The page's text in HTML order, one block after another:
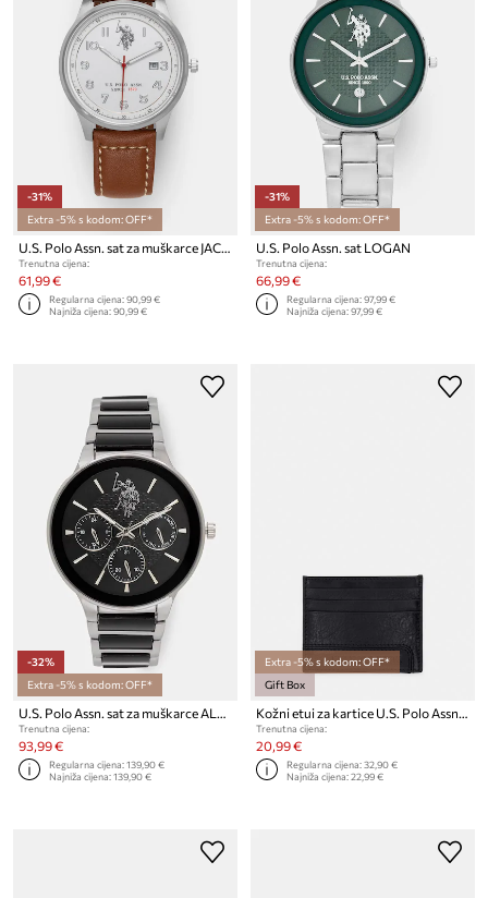
-31%
Extra -5% s kodom: OFF*
Trenutna cijena:
61,99 €
Regularna cijena:90,99 €
Najniža cijena:90,99 €
-31%
Extra -5% s kodom: OFF*
U.S. Polo Assn. sat LOGAN
Trenutna cijena:
66,99 €
Regularna cijena:97,99 €
Najniža cijena:97,99 €
-32%
Extra -5% s kodom: OFF*
U.S. Polo Assn. sat za muškarce ALEXANDRE
Trenutna cijena:
93,99 €
Regularna cijena:139,90 €
Najniža cijena:139,90 €
Extra -5% s kodom: OFF*
Gift Box
Kožni etui za kartice U.S. Polo Assn. GORDON
Trenutna cijena:
20,99 €
Regularna cijena:32,90 €
Najniža cijena:22,99 €